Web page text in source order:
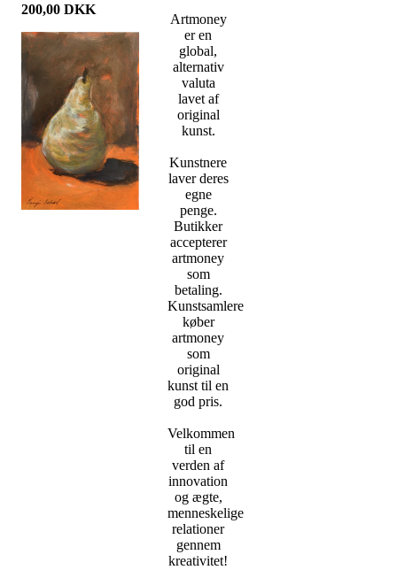
200,00 DKK
Artmoney
er en
global,
alternativ
valuta
lavet af
original
kunst.
Kunstnere
laver deres
egne
penge.
Butikker
accepterer
artmoney
som
betaling.
Kunstsamlere
køber
artmoney
som
original
kunst til en
god pris.
Velkommen
til en
verden af
innovation
og ægte,
menneskelige
relationer
gennem
kreativitet!